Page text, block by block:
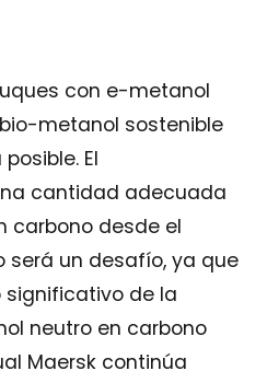
con e-metanol
metanol sostenible
El
cantidad adecuada
carbono desde el
será un desafío, ya que
significativo de la
neutro en carbono
Maersk continúa